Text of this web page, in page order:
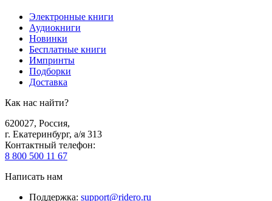
Электронные книги
Аудиокниги
Новинки
Бесплатные книги
Импринты
Подборки
Доставка
Как нас найти?
620027, Россия,
г. Екатеринбург, а/я 313
Контактный телефон:
8 800 500 11 67
Написать нам
Поддержка: support@ridero.ru